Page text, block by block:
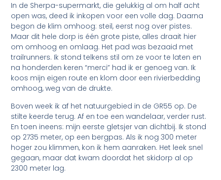
In de Sherpa-supermarkt, die gelukkig al om half acht
open was, deed ik inkopen voor een volle dag. Daarna
begon de klim omhoog: steil, eerst nog over pistes.
Maar dit hele dorp is één grote piste, alles draait hier
om omhoog en omlaag. Het pad was bezaaid met
trailrunners. Ik stond telkens stil om ze voor te laten en
na honderden keren “merci” had ik er genoeg van. Ik
koos mijn eigen route en klom door een rivierbedding
omhoog, weg van de drukte.
Boven week ik af het natuurgebied in de GR55 op. De
stilte keerde terug. Af en toe een wandelaar, verder rust.
En toen ineens: mijn eerste gletsjer van dichtbij. Ik stond
op 2735 meter, op een bergpas. Als ik nog 300 meter
hoger zou klimmen, kon ik hem aanraken. Het leek snel
gegaan, maar dat kwam doordat het skidorp al op
2300 meter lag.